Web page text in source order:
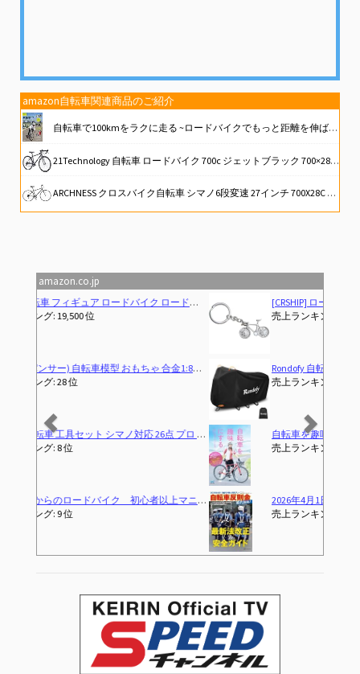
amazon自転車関連商品のご紹介
自転車で100kmをラクに走る ~ロードバイクでもっと距離を伸ばしたい人に (大人の自由時間mini)
21Technology 自転車 ロードバイク 700c ジェットブラック 700×28c シマノ14段変速ギヤ ドロップハンドル 補助ブレーキ搭載 前後キャリパーブレーキ
ARCHNESS クロスバイク自転車 シマノ6段変速 27インチ 700X28C 軽量 通勤 通学 街乗り CRB7006R (付属品なし, マットブラック)
amazon.co.jp
[CRSHIP] ロードバイク 自転車 キーホルダー 鍵 自転車の鍵 おしゃれ メンズ レディース 可愛い じてんしゃ [並行輸入品]
Rondofy 自転車カバー 防水 厚手 破れにくい 【820g 420D 厚手モデル】【 使い捨てバイクカバーにサヨナラ！】 最新型 4箇ワンタッチバックル 風飛び防止 全天候対応 雨避け UV加工 盗難防止 29インチまで対応
自転車を趣味にする 楽しく走るロードバイク入門
2026年4月1日青切符制が新導入!! 自転車反則金時代到来!最新法改正&安全ガイド (別冊ベストカー)
売上ランキング: 37,532 位
Previous Next